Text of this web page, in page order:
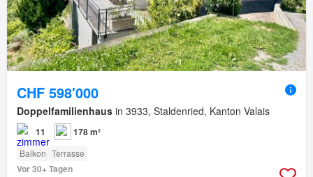
CHF 598'000
Doppelfamilienhaus in 3933, Staldenried, Kanton Valais
11 178 m²
Balkon Terrasse
Vor 30+ Tagen